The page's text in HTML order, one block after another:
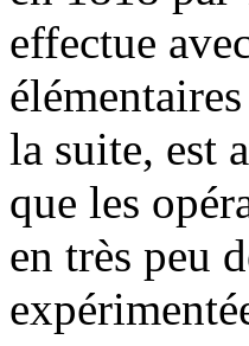
effectue
la suite, est
que les
en très peu